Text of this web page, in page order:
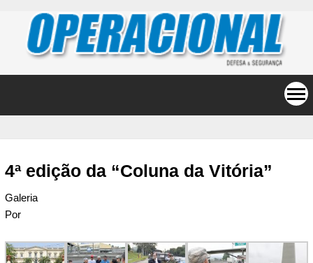
4ª edição da “Coluna da Vitória”
Galeria
Por